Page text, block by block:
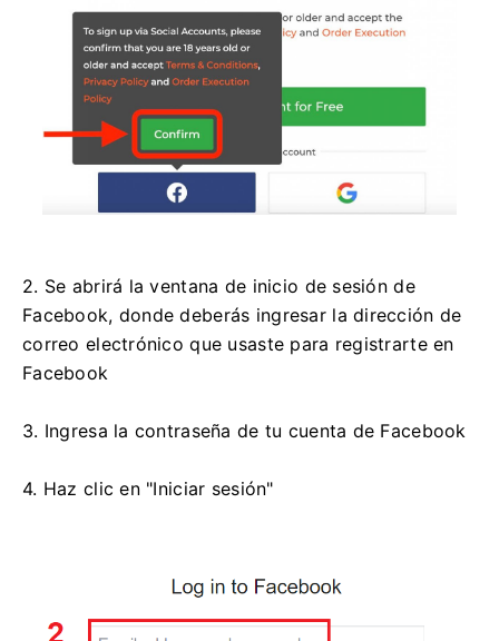
2. Se abrirá la ventana de inicio de sesión de
Facebook, donde deberás ingresar la dirección de
correo electrónico que usaste para registrarte en
Facebook
3. Ingresa la contraseña de tu cuenta de Facebook
4. Haz clic en "Iniciar sesión"